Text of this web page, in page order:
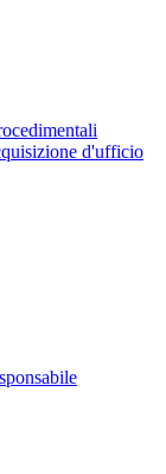
d'ufficio